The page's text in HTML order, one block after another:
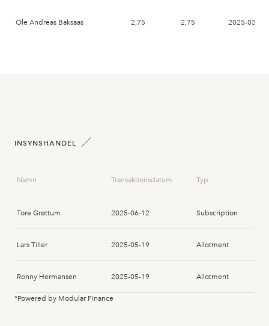
Ole Andreas Baksaas 2,75 2,75 2025-03-27
INSYNSHANDEL
Namn Transaktionsdatum Typ
Tore Grøttum 2025-06-12 Subscription
Lars Tiller 2025-05-19 Allotment
Ronny Hermansen 2025-05-19 Allotment
*Powered by Modular Finance